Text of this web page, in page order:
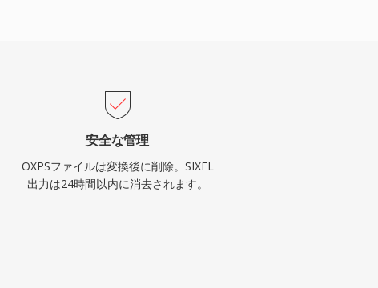
安全な管理
OXPSファイルは変換後に削除。SIXEL
出力は24時間以内に消去されます。